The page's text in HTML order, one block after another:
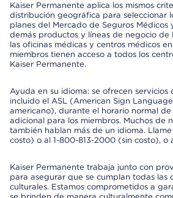
Kaiser Permanente aplica los mismos
distribución geográfica para seleccionar
planes del Mercado de Seguros Médicos
demás productos y líneas de negocio de
las oficinas médicas y centros médicos
miembros tienen acceso a todos los
Kaiser Permanente.
Ayuda en su idioma: se ofrecen servicios
incluido el ASL (American Sign
americano), durante el horario normal
adicional para los miembros. Muchos de
también hablan más de un idioma.
costo) o al 1-800-813-2000 (sin costo), o
Kaiser Permanente trabaja junto con
para asegurar que se cumplan todas las
culturales. Estamos comprometidos a